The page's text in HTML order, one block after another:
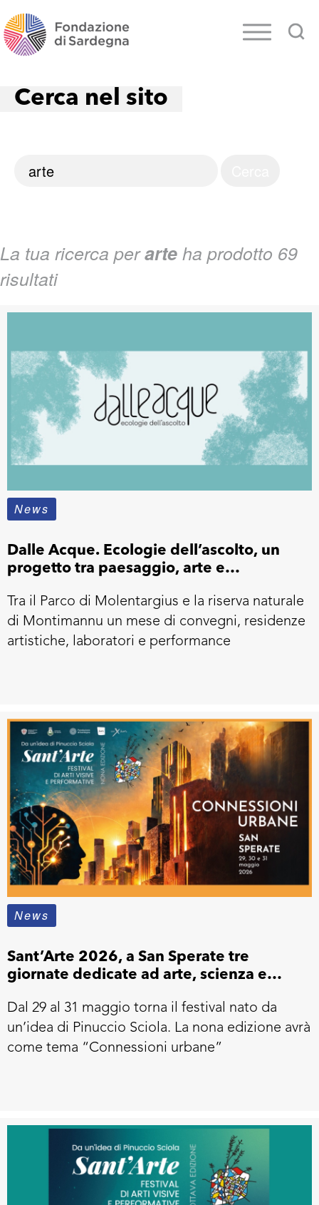
Cerca nel sito
La tua ricerca perarte ha prodotto 69
risultati
News
Dalle Acque. Ecologie dell’ascolto, un
progetto tra paesaggio, arte e
Tra il Parco di Molentargius e la riserva naturale
di Montimannu un mese di convegni, residenze
artistiche, laboratori e performance
News
Sant’Arte 2026, a San Sperate tre
giornate dedicate ad arte, scienza e
Dal 29 al 31 maggio torna il festival nato da
un’idea di Pinuccio Sciola. La nona edizione avrà
come tema “Connessioni urbane”